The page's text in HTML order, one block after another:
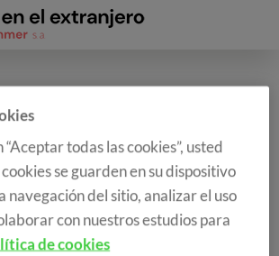
de reserva
todas las cookies”, usted
se guarden en su dispositivo
navegación del sitio, analizar el uso
con nuestros estudios para
de cookies